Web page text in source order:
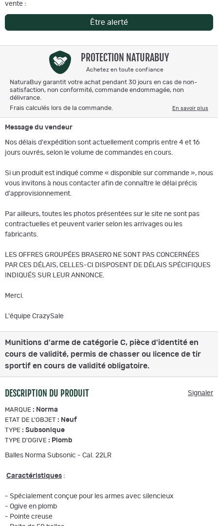
vente :
Être alerté
PROTECTION NATURABUY
Achetez en toute confiance
NaturaBuy garantit votre achat pendant 30 jours en cas de non-
satisfaction, non conformité, commande endommagée, non
délivrance.
Frais calculés lors de la commande.
En savoir plus
Message du vendeur
Nos délais d'expédition sont actuellement compris entre 4 et 16
jours ouvrés, selon le volume de commandes en cours.
Si un produit est indiqué comme « disponible sur commande », nous
vous invitons à nous contacter afin de connaître le délai précis
d'approvisionnement.
Par ailleurs, toutes les photos présentées sur le site ne sont pas
contractuelles et peuvent varier selon les arrivages ou les
fabricants.
LES OFFRES GROUPÉES BRASERO NE SONT PAS CONCERNÉES
PAR CES DÉLAIS, CELLES-CI DISPOSENT DE DÉLAIS SPÉCIFIQUES
INDIQUÉS SUR LEUR ANNONCE.
Merci.
L'équipe CrazySale
Munitions d'arme de catégorie C, pièce d'identité en
cours de validité, permis de chasser ou licence de tir
sportif en cours de validité obligatoire.
DESCRIPTION DU PRODUIT Signaler
MARQUE : Norma
ETAT DE L'OBJET : Neuf
TYPE : Subsonique
TYPE D'OGIVE : Plomb
Balles Norma Subsonic - Cal. 22LR
Caractéristiques :
- Spécialement conçue pour les armes avec silencieux
- Ogive en plomb
- Pointe creuse